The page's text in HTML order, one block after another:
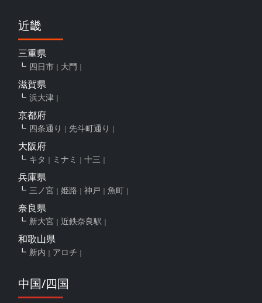
近畿
三重県
四日市 大門
滋賀県
浜大津
京都府
四条通り 先斗町通り
大阪府
キタ ミナミ 十三
兵庫県
三ノ宮 姫路 神戸 魚町
奈良県
新大宮 近鉄奈良駅
和歌山県
新内 アロチ
中国/四国